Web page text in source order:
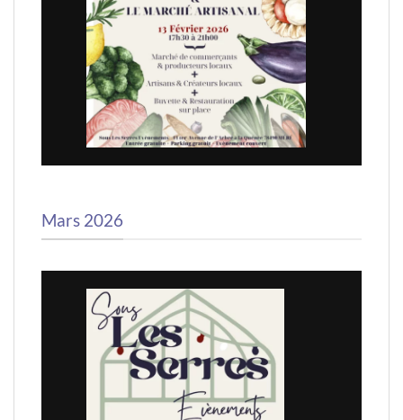
Mars 2026